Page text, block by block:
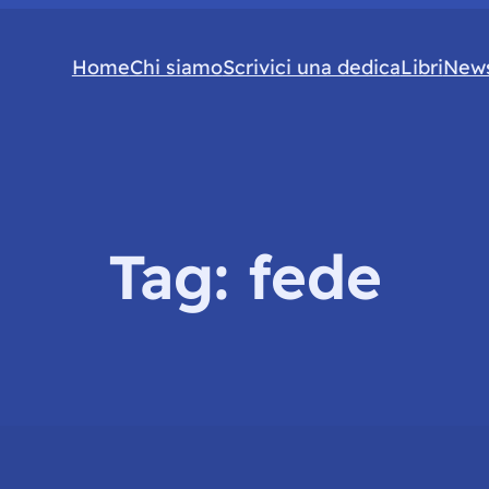
HomeChi siamoScrivici una dedicaLibri
Tag: fede